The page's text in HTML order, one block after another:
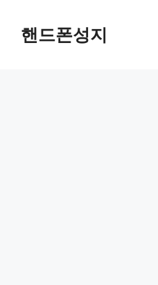
핸드폰성지